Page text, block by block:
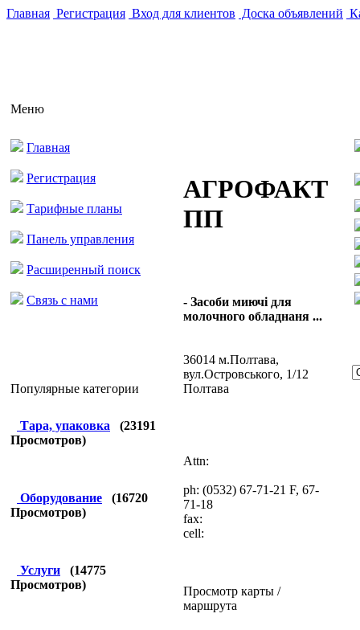
Главная Регистрация Вход для клиентов Доска объявлений
Меню
Главная
Регистрация
Тарифные планы
Панель управления
Расширенный поиск
Связь с нами
Популярные категории
Тара, упаковка (23191
Просмотров)
Оборудование (16720
Просмотров)
Услуги (14775
Просмотров)
АГРОФАКТ
ПП
- Засоби миючі для
молочного обладнаня ...
36014 м.Полтава,
вул.Островського, 1/12
Полтава
Attn:
ph: (0532) 67-71-21 F, 67-
71-18
fax:
cell:
Просмотр карты /
маршрута